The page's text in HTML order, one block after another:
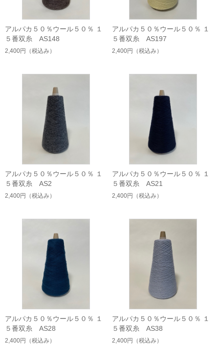
アルパカ５０％ウール５０％ １
５番双糸 AS148
2,400円 （税込み）
アルパカ５０％ウール５０％ １
５番双糸 AS197
2,400円 （税込み）
アルパカ５０％ウール５０％ １
５番双糸 AS2
2,400円 （税込み）
アルパカ５０％ウール５０％ １
５番双糸 AS21
2,400円 （税込み）
アルパカ５０％ウール５０％ １
５番双糸 AS28
2,400円 （税込み）
アルパカ５０％ウール５０％ １
５番双糸 AS38
2,400円 （税込み）